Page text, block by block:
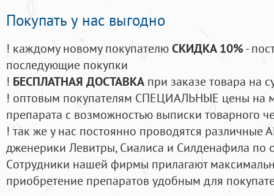
Покупать у нас выгодно
! каждому новому покупателюСКИДКА 10%-
последующие покупки
! БЕСПЛАТНАЯ ДОСТАВКА при заказе товара на
! оптовым покупателям СПЕЦИАЛЬНЫЕ цены на
препарата с возможностью выписки товарного
! так же у нас постоянно проводятся
дженерики Левитры, Сиалиса и Силденафила по
Cотрудники нашей фирмы прилагают
приобретение препаратов удобным для